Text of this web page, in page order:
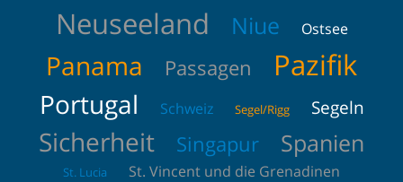
Neuseeland Niue Ostsee
Panama Passagen Pazifik
Portugal Schweiz Segel/Rigg Segeln
Sicherheit Singapur Spanien
St. Lucia St. Vincent und die Grenadinen